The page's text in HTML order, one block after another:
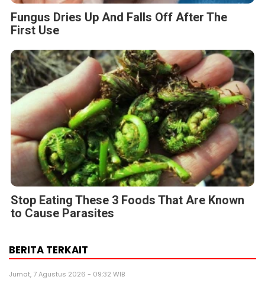
Fungus Dries Up And Falls Off After The
First Use
Stop Eating These 3 Foods That Are Known
to Cause Parasites
BERITA TERKAIT
Jumat, 7 Agustus 2026 - 09:32 WIB